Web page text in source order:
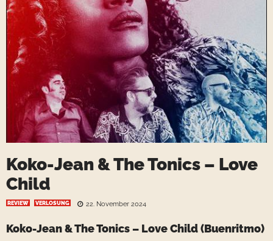
Koko-Jean & The Tonics – Love
Child
REVIEW VERLOSUNG 22. November 2024
Koko-Jean & The Tonics – Love Child (Buenritmo)